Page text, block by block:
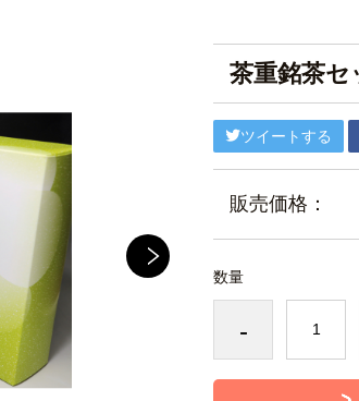
茶重銘茶セ
ツイートする
販売価格：
数量
-